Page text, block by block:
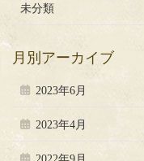
未分類
月別アーカイブ
2023年6月
2023年4月